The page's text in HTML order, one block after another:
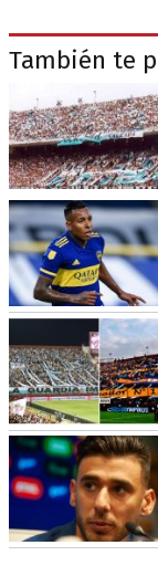
También te